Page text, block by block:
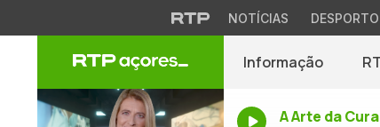
NOTÍCIAS DESPORTO
Informação
A Arte da Cura